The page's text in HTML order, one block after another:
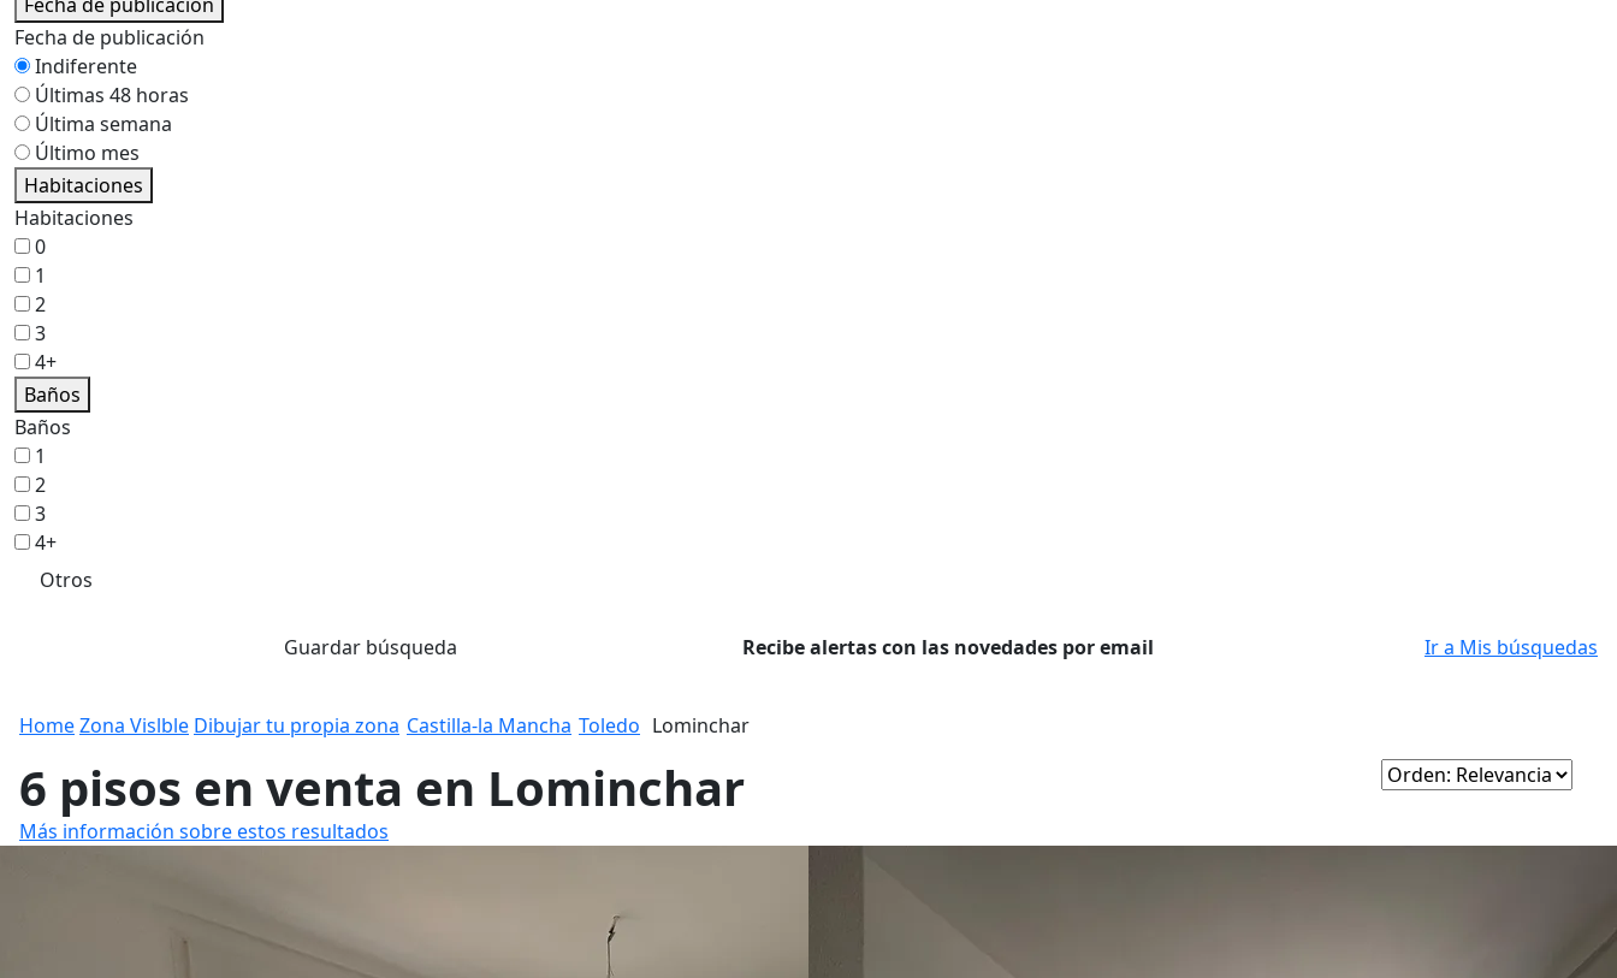
Fecha de publicación
Indiferente
Últimas 48 horas
Última semana
Último mes
Habitaciones
Habitaciones
0
1
2
3
4+
Baños
Baños
1
2
3
4+
Otros
Guardar búsqueda Recibe alertas con las novedades por email Ir a Mis búsquedas
HomeZona Vislble Dibujar tu propia zona Castilla-la Mancha Toledo Lominchar
6 pisos en venta en Lominchar
Más información sobre estos resultados